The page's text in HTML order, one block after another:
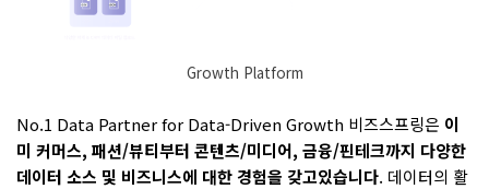
Growth Platform
No.1 Data Partner for Data-Driven Growth 비즈스프링은 이
미 커머스, 패션/뷰티부터 콘텐츠/미디어, 금융/핀테크까지 다양한
데이터 소스 및 비즈니스에 대한 경험을 갖고있습니다. 데이터의 활